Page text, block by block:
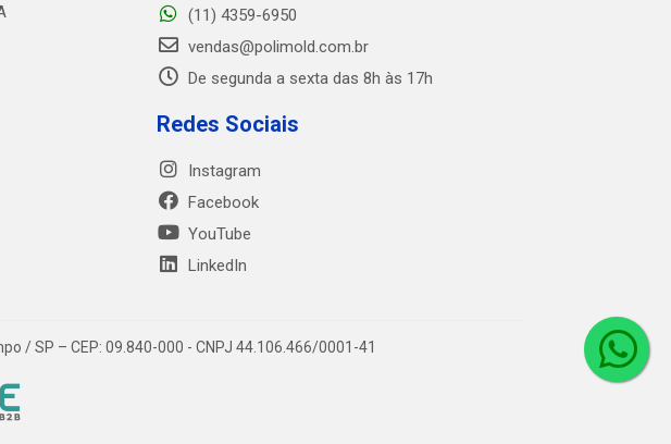
(11) 4359-6950
vendas@polimold.com.br
De segunda a sexta das 8h às 17h
Redes Sociais
Instagram
Facebook
YouTube
LinkedIn
/ SP – CEP: 09.840-000 - CNPJ 44.106.466/0001-41